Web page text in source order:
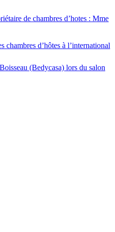
de chambres d’hotes : Mme
chambres d’hôtes à l’international
(Bedycasa) lors du salon